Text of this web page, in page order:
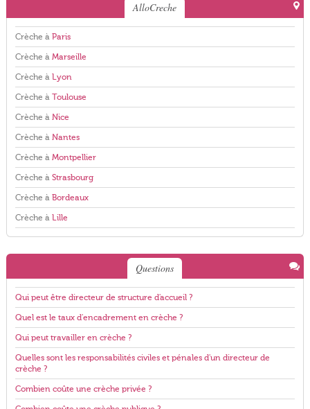
AlloCreche
Crèche à Paris
Crèche à Marseille
Crèche à Lyon
Crèche à Toulouse
Crèche à Nice
Crèche à Nantes
Crèche à Montpellier
Crèche à Strasbourg
Crèche à Bordeaux
Crèche à Lille
Questions
Qui peut être directeur de structure d'accueil ?
Quel est le taux d'encadrement en crèche ?
Qui peut travailler en crèche ?
Quelles sont les responsabilités civiles et pénales d'un directeur de
crèche ?
Combien coûte une crèche privée ?